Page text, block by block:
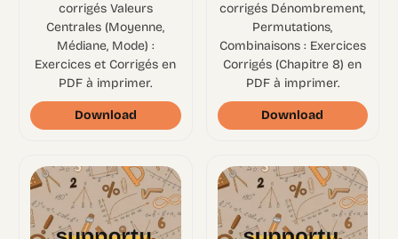
corrigés Valeurs
Centrales (Moyenne,
Médiane, Mode) :
Exercices et Corrigés en
PDF à imprimer.
Download
corrigés Dénombrement,
Permutations,
Combinaisons : Exercices
Corrigés (Chapitre 8) en
PDF à imprimer.
Download